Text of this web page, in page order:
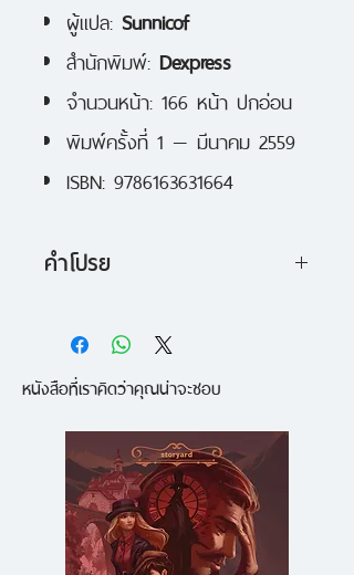
ผู้แปล: Sunnicof
สำนักพิมพ์: Dexpress
จำนวนหน้า: 166 หน้า ปกอ่อน
พิมพ์ครั้งที่ 1 — มีนาคม 2559
ISBN: 9786163631664
คำโปรย
รับคำสั่งพิเศษมา นั่นคือการฟื้นฟู
สภาพหมู่บ้านคุมาเดะ! จะให้หาทาง
ทำอะไรกับหมู่บ้านคุมาเดะที่มีของขึ้น
ชื่อเพียงไม่กี่อย่าง แถมยังไปดึงมาจิ
และฮิบิกิเข้ามายุ่งด้วย ว่าแล้วโปร
เจ็คท์สำคัญก็เริ่มต้นขึ้น!?
หนังสือที่เราคิดว่าคุณน่าจะชอบ